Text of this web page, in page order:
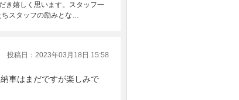
き嬉しく思います。スタッフ一
ちスタッフの励みとな…
投稿日：2023年03月18日 15:58
車はまだですが楽しみで